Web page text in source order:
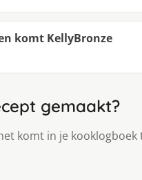
komt KellyBronze
gemaakt?
komt in je kooklogboek